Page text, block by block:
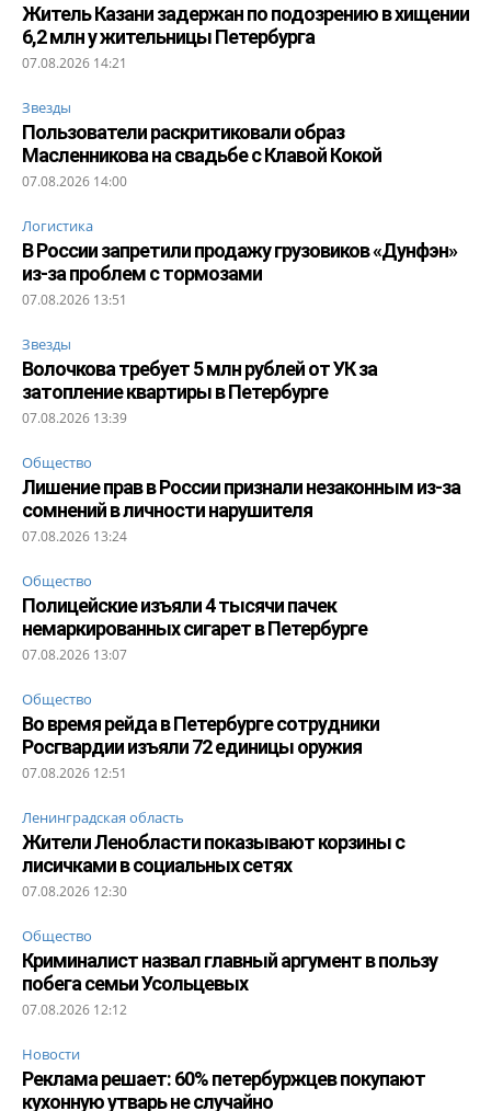
Житель Казани задержан по подозрению в хищении
6,2 млн у жительницы Петербурга
07.08.2026 14:21
Звезды
Пользователи раскритиковали образ
Масленникова на свадьбе с Клавой Кокой
07.08.2026 14:00
Логистика
В России запретили продажу грузовиков «Дунфэн»
из-за проблем с тормозами
07.08.2026 13:51
Звезды
Волочкова требует 5 млн рублей от УК за
затопление квартиры в Петербурге
07.08.2026 13:39
Общество
Лишение прав в России признали незаконным из-за
сомнений в личности нарушителя
07.08.2026 13:24
Общество
Полицейские изъяли 4 тысячи пачек
немаркированных сигарет в Петербурге
07.08.2026 13:07
Общество
Во время рейда в Петербурге сотрудники
Росгвардии изъяли 72 единицы оружия
07.08.2026 12:51
Ленинградская область
Жители Ленобласти показывают корзины с
лисичками в социальных сетях
07.08.2026 12:30
Общество
Криминалист назвал главный аргумент в пользу
побега семьи Усольцевых
07.08.2026 12:12
Новости
Реклама решает: 60% петербуржцев покупают
кухонную утварь не случайно